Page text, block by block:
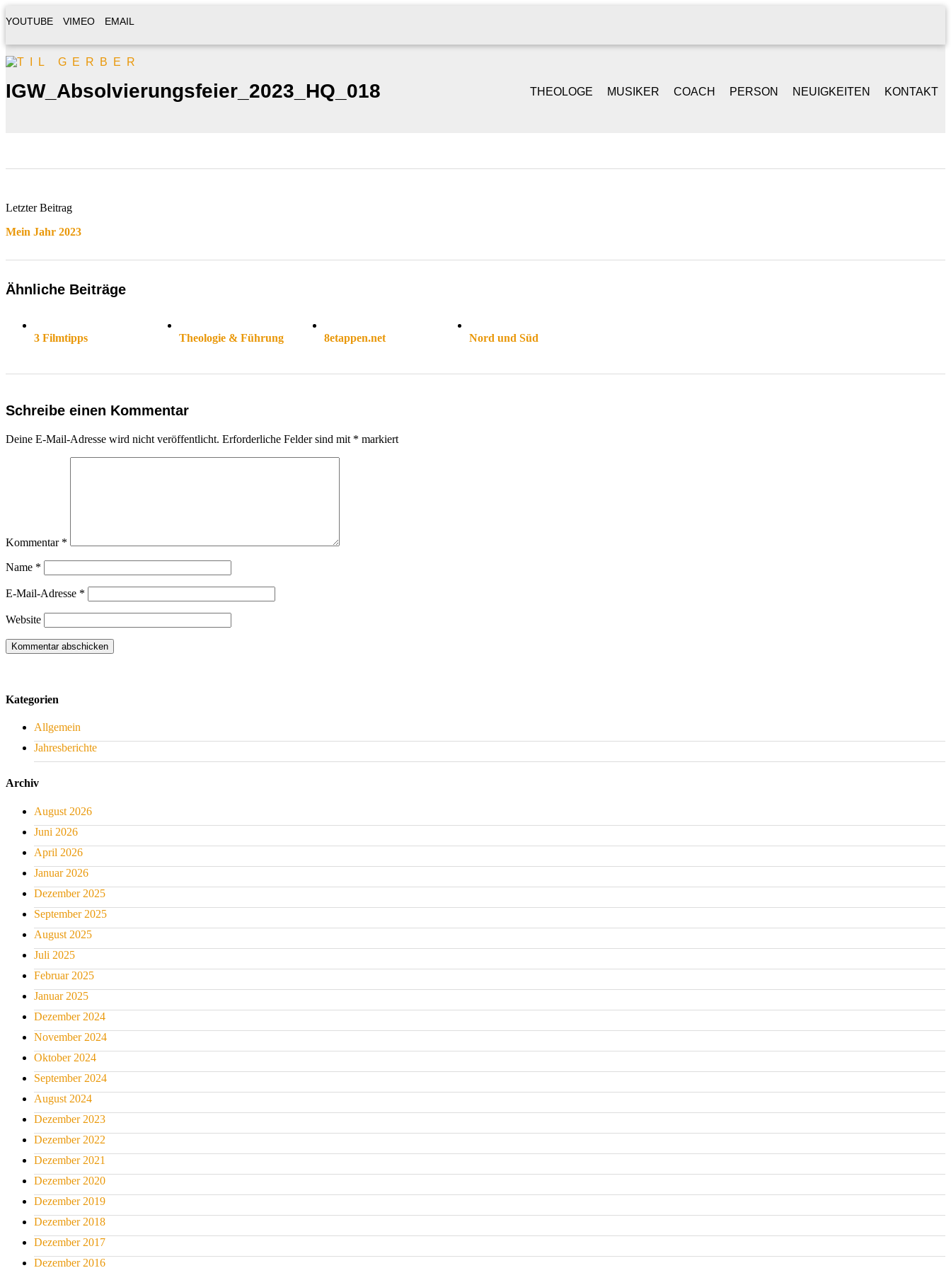
YOUTUBE VIMEO EMAIL
THEOLOGE MUSIKER COACH PERSON NEUIGKEITEN KONTAKT
IGW_Absolvierungsfeier_2023_HQ_018
Letzter Beitrag
Mein Jahr 2023
Ähnliche Beiträge
3 Filmtipps Theologie & Führung 8etappen.net Nord und Süd
Schreibe einen Kommentar
Deine E-Mail-Adresse wird nicht veröffentlicht. Erforderliche Felder sind mit * markiert
Kommentar *
Name *
E-Mail-Adresse *
Website
Kategorien
Allgemein
Jahresberichte
Archiv
August 2026
Juni 2026
April 2026
Januar 2026
Dezember 2025
September 2025
August 2025
Juli 2025
Februar 2025
Januar 2025
Dezember 2024
November 2024
Oktober 2024
September 2024
August 2024
Dezember 2023
Dezember 2022
Dezember 2021
Dezember 2020
Dezember 2019
Dezember 2018
Dezember 2017
Dezember 2016